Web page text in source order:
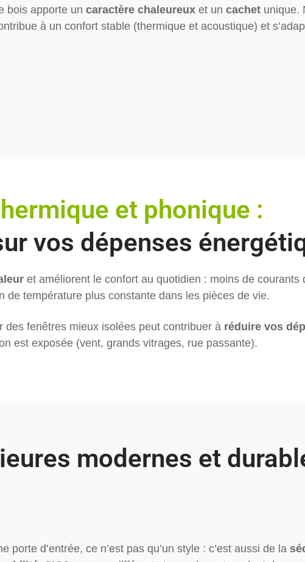
bois apporte un caractère chaleureux et un cachet unique.
à un confort stable (thermique et acoustique) et
et phonique :
vos dépenses
et améliorent le confort au quotidien : moins de courants
de température plus constante dans les pièces de vie.
des fenêtres mieux isolées peut contribuer à réduire vos
est exposée (vent, grands vitrages, rue passante).
modernes et
porte d’entrée, ce n’est pas qu’un style : c’est aussi de la